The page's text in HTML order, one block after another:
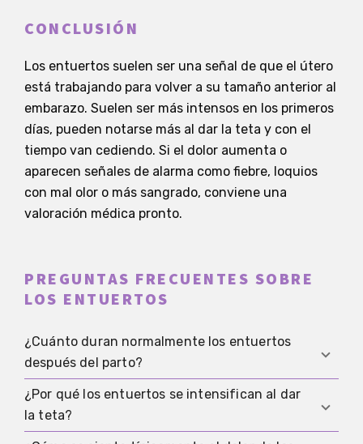
CONCLUSIÓN
Los entuertos suelen ser una señal de que el útero
está trabajando para volver a su tamaño anterior al
embarazo. Suelen ser más intensos en los primeros
días, pueden notarse más al dar la teta y con el
tiempo van cediendo. Si el dolor aumenta o
aparecen señales de alarma como fiebre, loquios
con mal olor o más sangrado, conviene una
valoración médica pronto.
PREGUNTAS FRECUENTES SOBRE
LOS ENTUERTOS
¿Cuánto duran normalmente los entuertos
después del parto?
Muchas personas los notan sobre todo en los
primeros días. Después suelen disminuir de forma
¿Por qué los entuertos se intensifican al dar
la teta?